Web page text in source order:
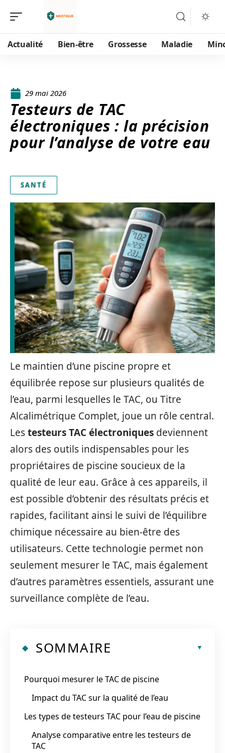
Actualité Bien-être Grossesse Maladie
29 mai 2026
Testeurs de TAC
électroniques : la précision
pour l’analyse de votre eau
SANTÉ
Le maintien d’une piscine propre et
équilibrée repose sur plusieurs qualités de
l’eau, parmi lesquelles le TAC, ou Titre
Alcalimétrique Complet, joue un rôle central.
Lestesteurs TAC électroniques deviennent
alors des outils indispensables pour les
propriétaires de piscine soucieux de la
qualité de leur eau. Grâce à ces appareils, il
est possible d’obtenir des résultats précis et
rapides, facilitant ainsi le suivi de l’équilibre
chimique nécessaire au bien-être des
utilisateurs. Cette technologie permet non
seulement mesurer le TAC, mais également
d’autres paramètres essentiels, assurant une
surveillance complète de l’eau.
SOMMAIRE
Pourquoi mesurer le TAC de piscine
Impact du TAC sur la qualité de l’eau
Les types de testeurs TAC pour l’eau de piscine
Analyse comparative entre les testeurs de
TAC